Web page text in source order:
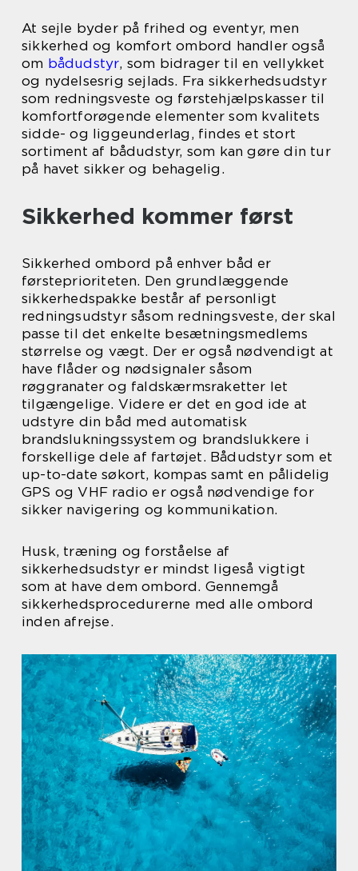
At sejle byder på frihed og eventyr, men
sikkerhed og komfort ombord handler også
om bådudstyr, som bidrager til en vellykket
og nydelsesrig sejlads. Fra sikkerhedsudstyr
som redningsveste og førstehjælpskasser til
komfortforøgende elementer som kvalitets
sidde- og liggeunderlag, findes et stort
sortiment af bådudstyr, som kan gøre din tur
på havet sikker og behagelig.
Sikkerhed kommer først
Sikkerhed ombord på enhver båd er
førsteprioriteten. Den grundlæggende
sikkerhedspakke består af personligt
redningsudstyr såsom redningsveste, der skal
passe til det enkelte besætningsmedlems
størrelse og vægt. Der er også nødvendigt at
have flåder og nødsignaler såsom
røggranater og faldskærmsraketter let
tilgængelige. Videre er det en god ide at
udstyre din båd med automatisk
brandslukningssystem og brandslukkere i
forskellige dele af fartøjet. Bådudstyr som et
up-to-date søkort, kompas samt en pålidelig
GPS og VHF radio er også nødvendige for
sikker navigering og kommunikation.
Husk, træning og forståelse af
sikkerhedsudstyr er mindst ligeså vigtigt
som at have dem ombord. Gennemgå
sikkerhedsprocedurerne med alle ombord
inden afrejse.